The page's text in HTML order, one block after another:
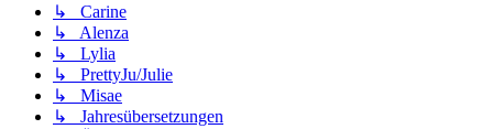
↳ Carine
↳ Alenza
↳ Lylia
↳ PrettyJu/Julie
↳ Misae
↳ Jahresübersetzungen